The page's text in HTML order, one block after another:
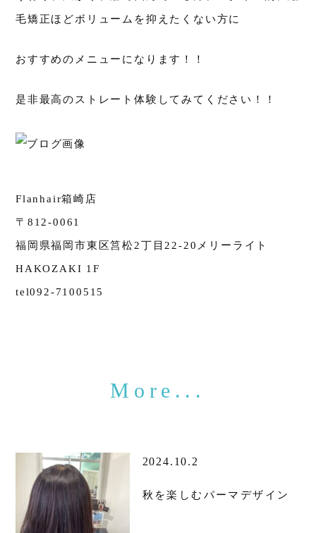
毛矯正ほどボリュームを抑えたくない方に
おすすめのメニューになります！！
是非最高のストレート体験してみてください！！
Flanhair箱崎店
〒812-0061
福岡県福岡市東区筥松2丁目22-20メリーライト
HAKOZAKI 1F
tel092-7100515
2024.10.2
秋を楽しむパーマデザイン